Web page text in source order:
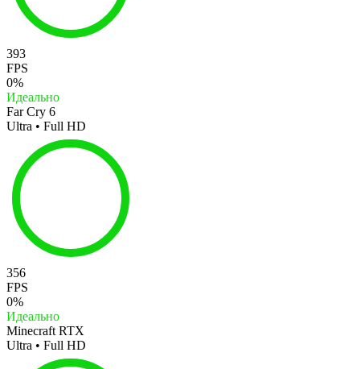
393
FPS
0%
Идеально
Far Cry 6
Ultra • Full HD
356
FPS
0%
Идеально
Minecraft RTX
Ultra • Full HD